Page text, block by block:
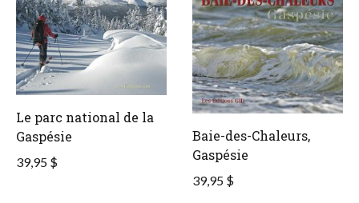
Le parc national de la
Gaspésie
39,95 $
Baie-des-Chaleurs,
Gaspésie
39,95 $